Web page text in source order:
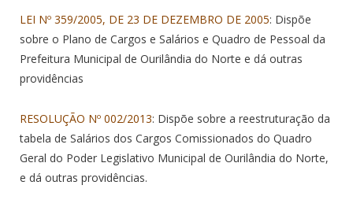
LEI Nº 359/2005, DE 23 DE DEZEMBRO DE 2005: Dispõe
sobre o Plano de Cargos e Salários e Quadro de Pessoal da
Prefeitura Municipal de Ourilândia do Norte e dá outras
providências
RESOLUÇÃO Nº 002/2013: Dispõe sobre a reestruturação da
tabela de Salários dos Cargos Comissionados do Quadro
Geral do Poder Legislativo Municipal de Ourilândia do Norte,
e dá outras providências.